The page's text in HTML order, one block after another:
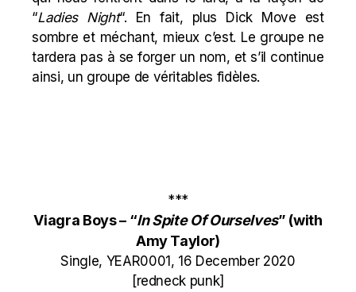
“Ladies Night“. En fait, plus Dick Move est
sombre et méchant, mieux c’est. Le groupe ne
tardera pas à se forger un nom, et s’il continue
ainsi, un groupe de véritables fidèles.
***
Viagra Boys – “In Spite Of Ourselves” (with
Amy Taylor)
Single, YEAR0001, 16 December 2020
[redneck punk]